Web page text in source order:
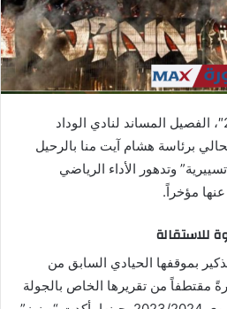
طالبت مجموعة “وينرز 2005″، الفصيل المساند لنادي الوداد
برئاسة هشام آيت منا بالرحيل
وتدهور الأداء الرياضي
مؤخراً.
للاستقالة
بموقفها الحيادي السابق من
مقتطفاً من تقريرها الخاص بالجولة